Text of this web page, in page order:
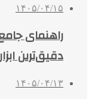
۱۴۰۵/۰۴/۱۵
راهنمای
دقیق‌ترین
۱۴۰۵/۰۴/۱۳